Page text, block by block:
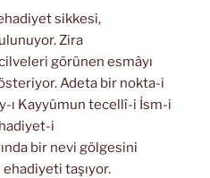
sikkesi,
Zira
görünen esmâyı
Adeta bir nokta-i
ı Kayyûmun tecellî-i İsm-i
i
bir nevi gölgesini
taşıyor.